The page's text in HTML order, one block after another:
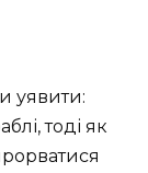
уявити:
тоді як